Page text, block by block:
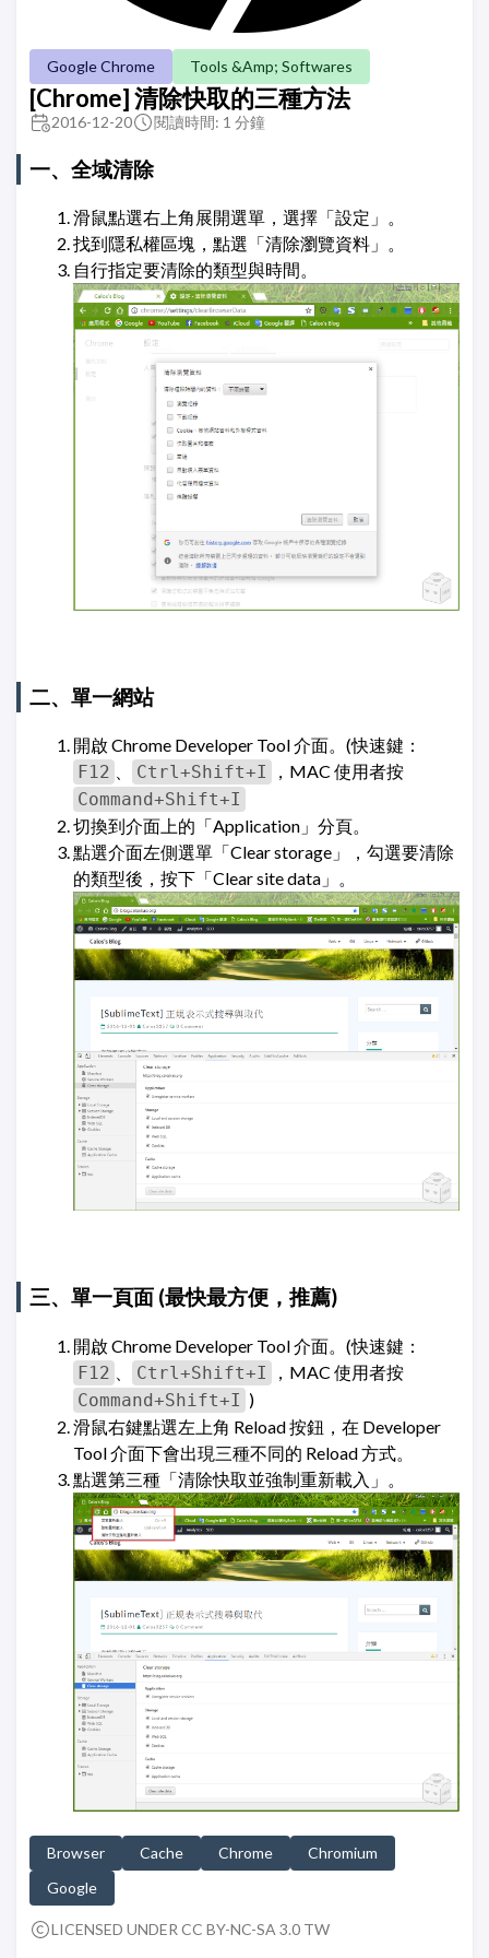
Google Chrome Tools &Amp; Softwares
[Chrome] 清除快取的三種方法
2016-12-20 閱讀時間: 1 分鐘
一、全域清除
滑鼠點選右上角展開選單，選擇「設定」。
找到隱私權區塊，點選「清除瀏覽資料」。
自行指定要清除的類型與時間。
二、單一網站
開啟 Chrome Developer Tool 介面。(快速鍵：
F12
Ctrl+Shift+I
，MAC 使用者按
Command+Shift+I
切換到介面上的「Application」分頁。
點選介面左側選單「Clear storage」，勾選要清除
的類型後，按下「Clear site data」。
三、單一頁面 (最快最方便，推薦)
開啟 Chrome Developer Tool 介面。(快速鍵：
F12
Ctrl+Shift+I
，MAC 使用者按
Command+Shift+I )
滑鼠右鍵點選左上角 Reload 按鈕，在 Developer
Tool 介面下會出現三種不同的 Reload 方式。
點選第三種「清除快取並強制重新載入」。
Browser Cache Chrome
Chromium
Google
LICENSED UNDER CC BY-NC-SA 3.0 TW